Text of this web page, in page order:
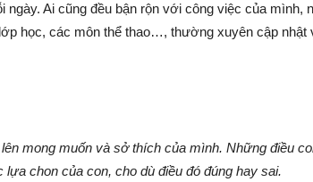
ngày. Ai cũng đều bận rộn với công việc của
học, các môn thể thao…, thường xuyên cập
mong muốn và sở thích của mình. Những điều
chon của con, cho dù điều đó đúng hay sai.